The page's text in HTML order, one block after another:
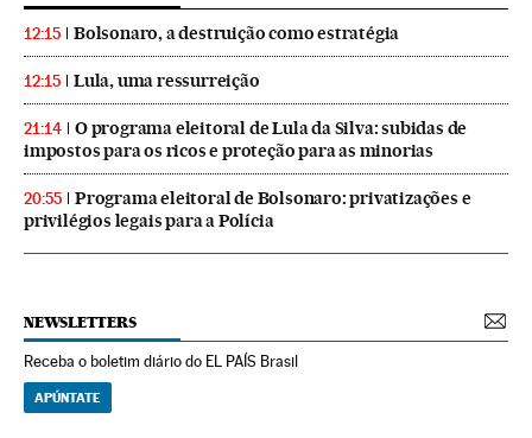
12:15 Bolsonaro, a destruição como estratégia
12:15 Lula, uma ressurreição
21:14
O programa eleitoral de Lula da Silva: subidas de
impostos para os ricos e proteção para as minorias
20:55
Programa eleitoral de Bolsonaro: privatizações e
privilégios legais para a Polícia
NEWSLETTERS
Receba o boletim diário do EL PAÍS Brasil
APÚNTATE